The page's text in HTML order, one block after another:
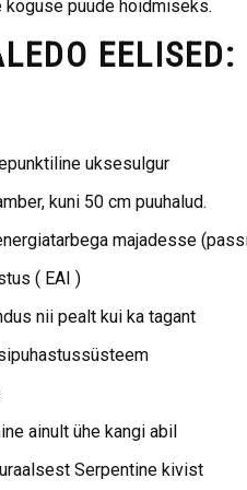
koguse puude hoidmiseks.
EELISED:
uksesulgur
kuni 50 cm puuhalud.
majadesse
( EAI )
nii pealt kui ka tagant
ainult ühe kangi abil
Serpentine kivist